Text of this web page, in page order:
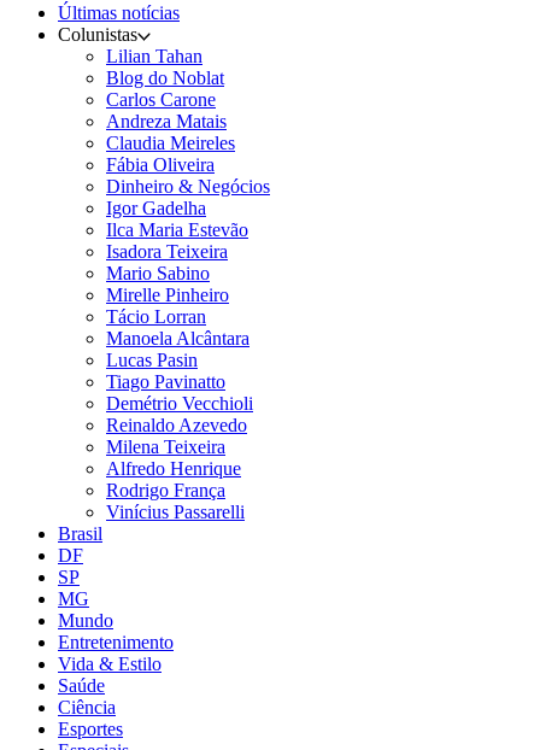
Últimas notícias
Colunistas
Lilian Tahan
Blog do Noblat
Carlos Carone
Andreza Matais
Claudia Meireles
Fábia Oliveira
Dinheiro & Negócios
Igor Gadelha
Ilca Maria Estevão
Isadora Teixeira
Mario Sabino
Mirelle Pinheiro
Tácio Lorran
Manoela Alcântara
Lucas Pasin
Tiago Pavinatto
Demétrio Vecchioli
Reinaldo Azevedo
Milena Teixeira
Alfredo Henrique
Rodrigo França
Vinícius Passarelli
Brasil
DF
SP
MG
Mundo
Entretenimento
Vida & Estilo
Saúde
Ciência
Esportes